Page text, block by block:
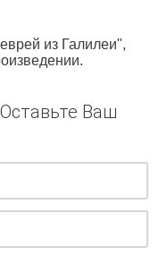
из Галилеи",
Ваш